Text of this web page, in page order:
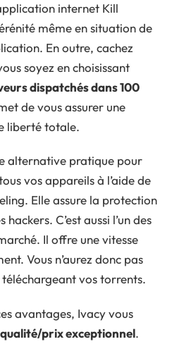
internet Kill
même en situation de
En outre, cachez
soyez en choisissant
dispatchés dans 100
de vous assurer une
liberté totale.
alternative pratique pour
vos appareils à l’aide de
Elle assure la protection
C’est aussi l’un des
Il offre une vitesse
Vous n’aurez donc pas
vos torrents.
avantages, Ivacy vous
prix exceptionnel.